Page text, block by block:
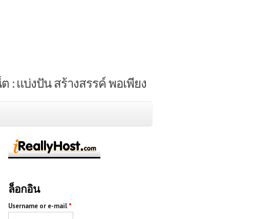
: แบ่งปัน สร้างสรรค์ พอเพียง
ล็อกอิน
Username or e-mail *